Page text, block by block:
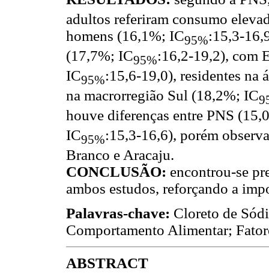
adultos referiram consumo
homens (16,1%; IC95%:15,3-
(17,7%; IC95%:16,2-19,2), com
IC95%:15,6-19,0), residentes na
na macrorregião Sul (18,2%; IC
houve diferenças entre PNS
IC95%:15,3-16,6), porém
Branco e Aracaju.
CONCLUSÃO: encontrou-se
ambos estudos, reforçando a
Palavras-chave: Cloreto de
Comportamento Alimentar;
ABSTRACT